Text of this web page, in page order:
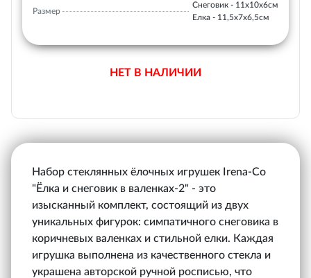
Размер
Снеговик - 11х10х6см
Елка - 11,5х7х6,5см
НЕТ В НАЛИЧИИ
Набор стеклянных ёлочных игрушек Irena-Co
"Ёлка и снеговик в валенках-2" - это
изысканный комплект, состоящий из двух
уникальных фигурок: симпатичного снеговика в
коричневых валенках и стильной елки. Каждая
игрушка выполнена из качественного стекла и
украшена авторской ручной росписью, что